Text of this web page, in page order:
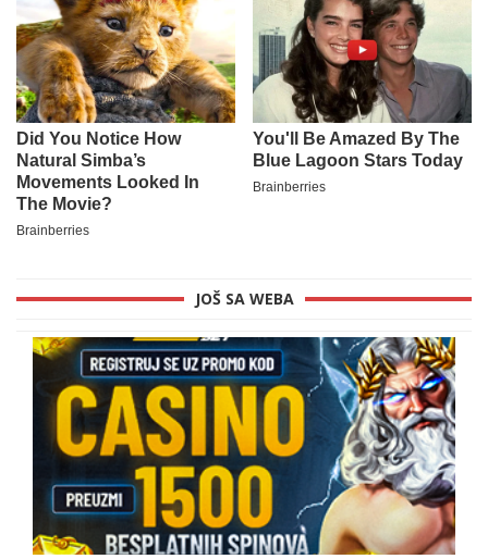
JOŠ SA WEBA